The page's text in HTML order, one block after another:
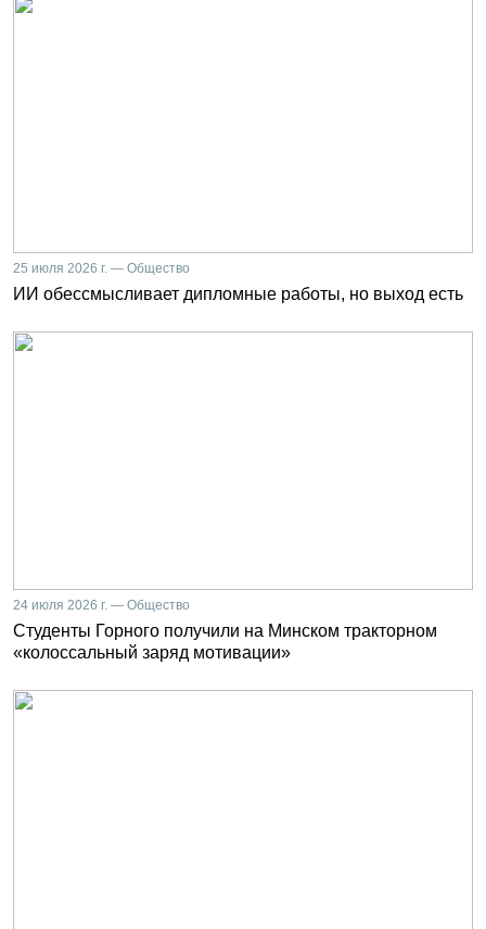
25 июля 2026 г. — Общество
ИИ обессмысливает дипломные работы, но выход есть
24 июля 2026 г. — Общество
Студенты Горного получили на Минском тракторном
«колоссальный заряд мотивации»